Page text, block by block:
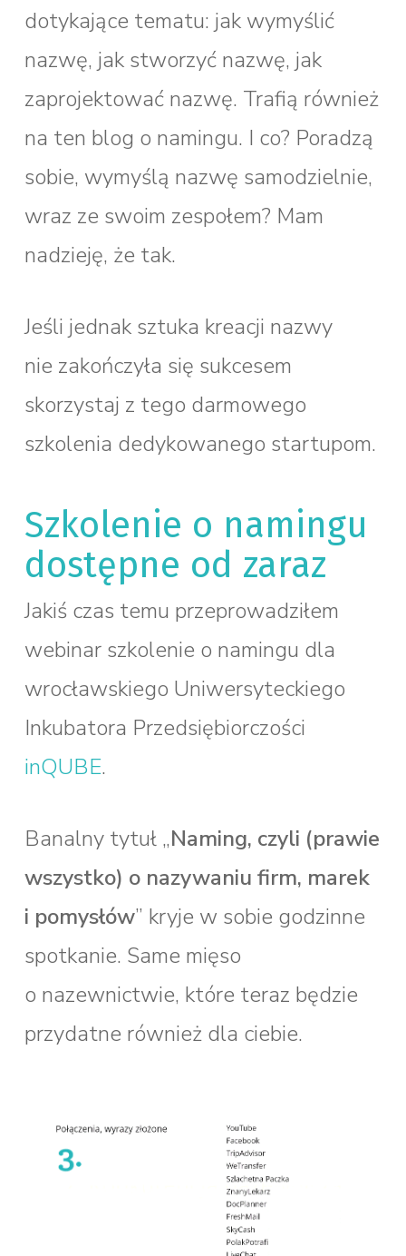
dotykające tematu: jak wymyślić
nazwę, jak stworzyć nazwę, jak
zaprojektować nazwę. Trafią również
na ten blog o namingu. I co? Poradzą
sobie, wymyślą nazwę samodzielnie,
wraz ze swoim zespołem? Mam
nadzieję, że tak.
Jeśli jednak sztuka kreacji nazwy
nie zakończyła się sukcesem
skorzystaj z tego darmowego
szkolenia dedykowanego startupom.
Szkolenie o namingu
dostępne od zaraz
Jakiś czas temu przeprowadziłem
webinar szkolenie o namingu dla
wrocławskiego Uniwersyteckiego
Inkubatora Przedsiębiorczości
inQUBE.
Banalny tytuł „Naming, czyli (prawie
wszystko) o nazywaniu firm, marek
i pomysłów” kryje w sobie godzinne
spotkanie. Same mięso
o nazewnictwie, które teraz będzie
przydatne również dla ciebie.